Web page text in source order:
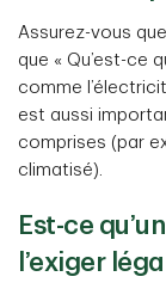
Assurez-vous
que « Qu’est-ce
comme
est aussi
comprises (par
climatisé).
Est-ce
l’exiger